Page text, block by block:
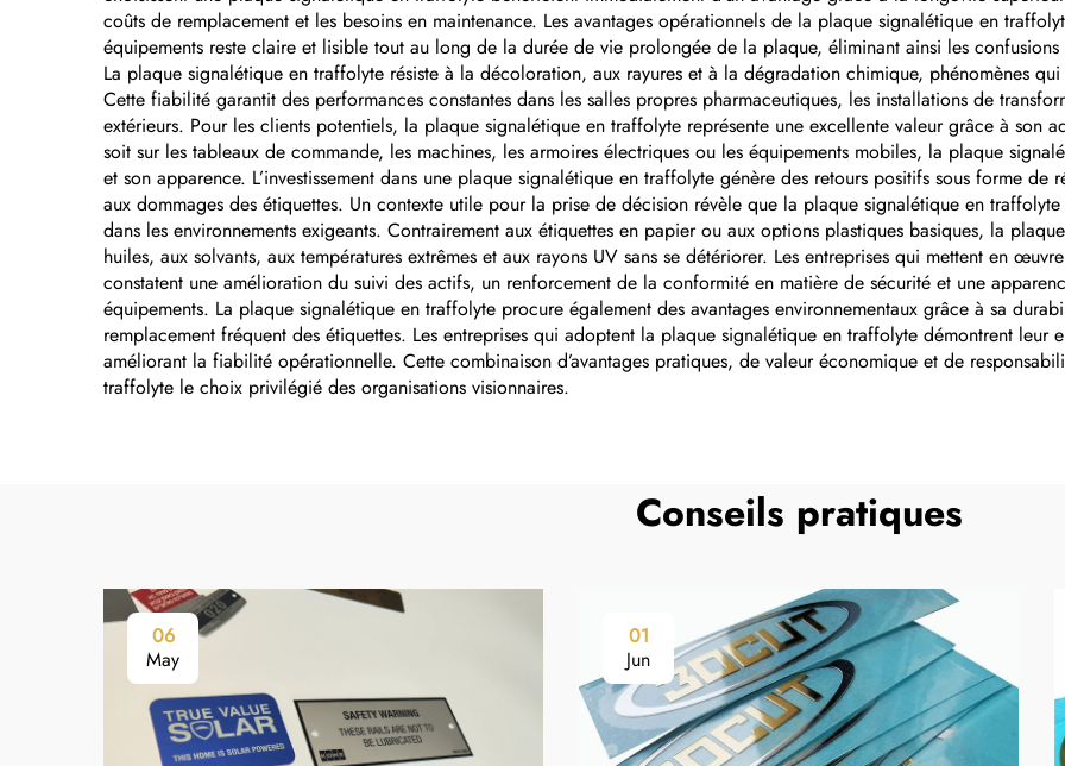
coûts de remplacement et les besoins en maintenance. Les avantages opérationnels de la plaque signalétique en
équipements reste claire et lisible tout au long de la durée de vie prolongée de la plaque, éliminant ainsi les
La plaque signalétique en traffolyte résiste à la décoloration, aux rayures et à la dégradation chimique, phénomènes
Cette fiabilité garantit des performances constantes dans les salles propres pharmaceutiques, les installations de
extérieurs. Pour les clients potentiels, la plaque signalétique en traffolyte représente une excellente valeur grâce à son
soit sur les tableaux de commande, les machines, les armoires électriques ou les équipements mobiles, la plaque
et son apparence. L’investissement dans une plaque signalétique en traffolyte génère des retours positifs sous forme de
aux dommages des étiquettes. Un contexte utile pour la prise de décision révèle que la plaque signalétique en
dans les environnements exigeants. Contrairement aux étiquettes en papier ou aux options plastiques basiques, la
huiles, aux solvants, aux températures extrêmes et aux rayons UV sans se détériorer. Les entreprises qui mettent en
constatent une amélioration du suivi des actifs, un renforcement de la conformité en matière de sécurité et une
équipements. La plaque signalétique en traffolyte procure également des avantages environnementaux grâce à sa
remplacement fréquent des étiquettes. Les entreprises qui adoptent la plaque signalétique en traffolyte démontrent leur
améliorant la fiabilité opérationnelle. Cette combinaison d’avantages pratiques, de valeur économique et de
traffolyte le choix privilégié des organisations visionnaires.
Conseils pratiques
06
May
01
Jun